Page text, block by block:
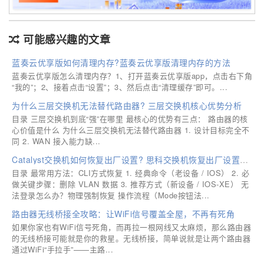
可能感兴趣的文章
蓝奏云优享版如何清理内存?蓝奏云优享版清理内存的方法
蓝奏云优享版怎么清理内存？1、打开蓝奏云优享版app，点击右下角
“我的”；2、接着点击“设置”；3、然后点击“清理缓存”即可。...
为什么三层交换机无法替代路由器? 三层交换机核心优势分析
目录 三层交换机到底“强”在哪里 最核心的优势有三点： 路由器的核
心价值是什么 为什么三层交换机无法替代路由器 1. 设计目标完全不
同 2. WAN 接入能力缺...
Catalyst交换机如何恢复出厂设置? 思科交换机恢复出厂设置全攻略
目录 最常用方法：CLI方式恢复 1. 经典命令（老设备 / IOS） 2. 必
做关键步骤：删除 VLAN 数据 3. 推荐方式（新设备 / IOS-XE） 无
法登录怎么办？物理强制恢复 操作流程（Mode按钮法...
路由器无线桥接全攻略：让WiFi信号覆盖全屋，不再有死角
如果你家也有WiFi信号死角，而再拉一根网线又太麻烦，那么路由器
的无线桥接可能就是你的救星。无线桥接，简单说就是让两个路由器
通过WiFi“手拉手”——主路...